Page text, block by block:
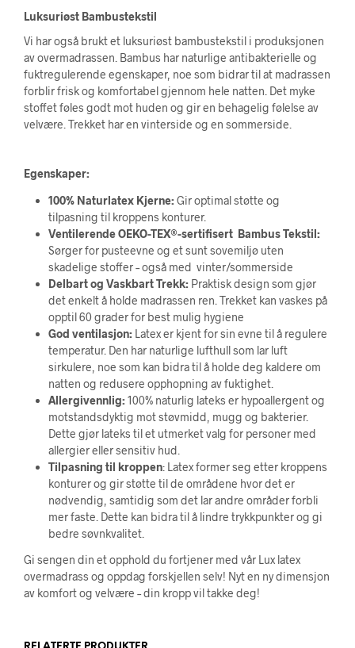
Luksuriøst Bambustekstil
Vi har også brukt et luksuriøst bambustekstil i produksjonen
av overmadrassen. Bambus har naturlige antibakterielle og
fuktregulerende egenskaper, noe som bidrar til at madrassen
forblir frisk og komfortabel gjennom hele natten. Det myke
stoffet føles godt mot huden og gir en behagelig følelse av
velvære. Trekket har en vinterside og en sommerside.
Egenskaper:
100% Naturlatex Kjerne:Gir optimal støtte og
tilpasning til kroppens konturer.
Ventilerende OEKO-TEX®-sertifisert Bambus Tekstil:
Sørger for pusteevne og et sunt sovemiljø uten
skadelige stoffer – også med vinter/sommerside
Delbart og Vaskbart Trekk:Praktisk design som gjør
det enkelt å holde madrassen ren. Trekket kan vaskes på
opptil 60 grader for best mulig hygiene
God ventilasjon:Latex er kjent for sin evne til å regulere
temperatur. Den har naturlige lufthull som lar luft
sirkulere, noe som kan bidra til å holde deg kaldere om
natten og redusere opphopning av fuktighet.
Allergivennlig:100% naturlig lateks er hypoallergent og
motstandsdyktig mot støvmidd, mugg og bakterier.
Dette gjør lateks til et utmerket valg for personer med
allergier eller sensitiv hud.
Tilpasning til kroppen: Latex former seg etter kroppens
konturer og gir støtte til de områdene hvor det er
nødvendig, samtidig som det lar andre områder forbli
mer faste. Dette kan bidra til å lindre trykkpunkter og gi
bedre søvnkvalitet.
Gi sengen din et opphold du fortjener med vår Lux latex
overmadrass og oppdag forskjellen selv! Nyt en ny dimensjon
av komfort og velvære – din kropp vil takke deg!